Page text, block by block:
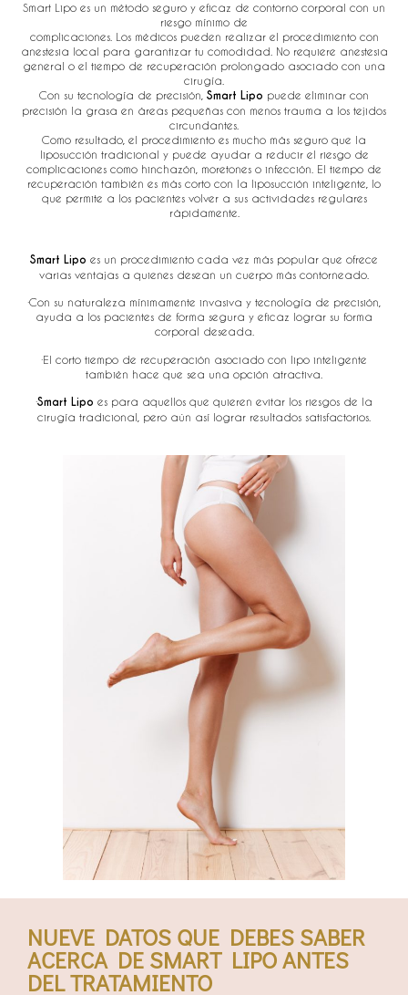
Smart Lipo es un método seguro y eficaz de contorno corporal con un
riesgo mínimo de
complicaciones. Los médicos pueden realizar el procedimiento con
anestesia local para garantizar tu comodidad. No requiere anestesia
general o el tiempo de recuperación prolongado asociado con una
cirugía.
Con su tecnología de precisión, Smart Lipo puede eliminar con
precisión la grasa en áreas pequeñas con menos trauma a los tejidos
circundantes.
Como resultado, el procedimiento es mucho más seguro que la
liposucción tradicional y puede ayudar a reducir el riesgo de
complicaciones como hinchazón, moretones o infección. El tiempo de
recuperación también es más corto con la liposucción inteligente, lo
que permite a los pacientes volver a sus actividades regulares
rápidamente.
Smart Lipo es un procedimiento cada vez más popular que ofrece
varias ventajas a quienes desean un cuerpo más contorneado.
∙Con su naturaleza mínimamente invasiva y tecnología de precisión,
ayuda a los pacientes de forma segura y eficaz lograr su forma
corporal deseada.
∙El corto tiempo de recuperación asociado con lipo inteligente
también hace que sea una opción atractiva.
∙Smart Lipo es para aquellos que quieren evitar los riesgos de la
cirugía tradicional, pero aún así lograr resultados satisfactorios.
NUEVE DATOS QUE DEBES SABER
ACERCA DE SMART LIPO ANTES
DEL TRATAMIENTO